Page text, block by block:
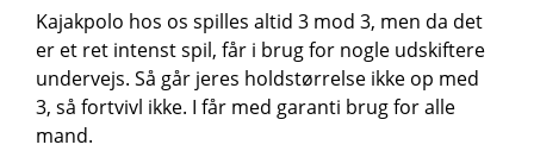
Kajakpolo hos os spilles altid 3 mod 3, men da det
er et ret intenst spil, får i brug for nogle udskiftere
undervejs. Så går jeres holdstørrelse ikke op med
3, så fortvivl ikke. I får med garanti brug for alle
mand.